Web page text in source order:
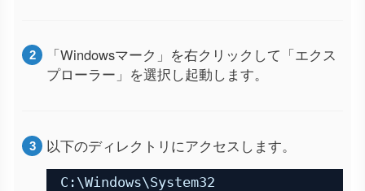
「Windowsマーク」を右クリックして「エクス
プローラー」を選択し起動します。
以下のディレクトリにアクセスします。
C:\Windows\System32